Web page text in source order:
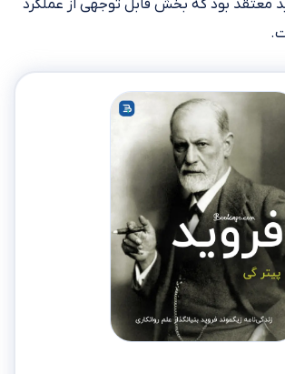
معتقد بود که بخش قابل توجهی از عملکرد